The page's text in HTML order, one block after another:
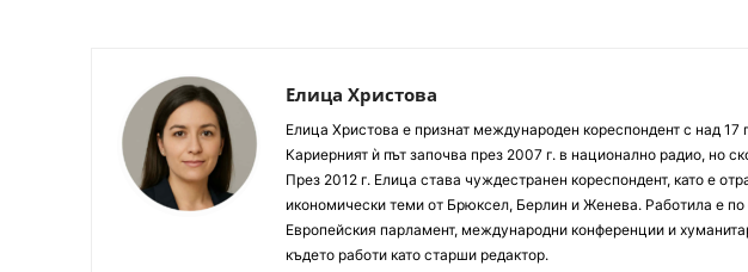
Елица Христова
Елица Христова е признат международен кореспондент с над 17
Кариерният ѝ път започва през 2007 г. в национално радио, но
През 2012 г. Елица става чуждестранен кореспондент, като е
икономически теми от Брюксел, Берлин и Женева. Работила е по
Европейския парламент, международни конференции и
където работи като старши редактор.